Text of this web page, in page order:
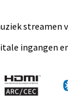
streamen
ingangen